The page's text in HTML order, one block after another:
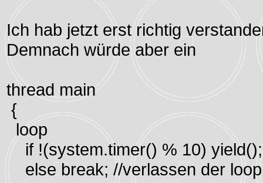
Ich hab jetzt erst richtig
Demnach würde aber ein
thread main
{
loop
if !(system.timer() % 10)
else break; //verlassen der loop